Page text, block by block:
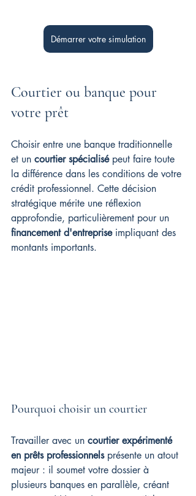
Démarrer votre simulation
Courtier ou banque pour
votre prêt
Choisir entre une banque traditionnelle
et un courtier spécialisé peut faire toute
la différence dans les conditions de votre
crédit professionnel. Cette décision
stratégique mérite une réflexion
approfondie, particulièrement pour un
financement d'entreprise impliquant des
montants importants.
Pourquoi choisir un courtier
Travailler avec un courtier expérimenté
en prêts professionnels présente un atout
majeur : il soumet votre dossier à
plusieurs banques en parallèle, créant